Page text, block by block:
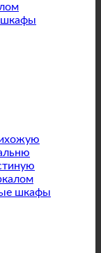
шкафы
шкафы